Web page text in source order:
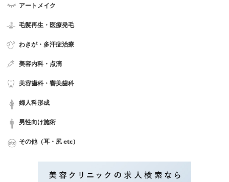
アートメイク
毛髪再生・医療発毛
わきが・多汗症治療
美容内科・点滴
美容歯科・審美歯科
婦人科形成
男性向け施術
その他（耳・尻 etc）